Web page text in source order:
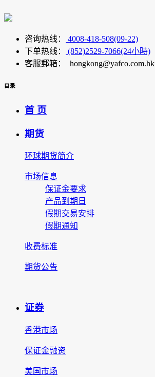
咨询热线：
4008-418-508(09-22)
下单热线：
(852)2529-7066(24小時)
客服郵箱： hongkong@yafco.com.hk
目录
首 页
期货
环球期货简介
市场信息
保证金要求
产品到期日
假期交易安排
假期通知
收费标准
期货公告
证券
香港市场
保证金融资
美国市场